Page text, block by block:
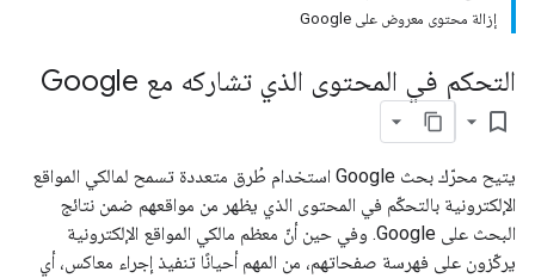
إزالة محتوى معروض على Google
التحكم في المحتوى الذي تشاركه مع Google
bookmark_border
يتيح محرّك بحث Google استخدام طُرق متعددة تسمح لمالكي المواقع
الإلكترونية بالتحكّم في المحتوى الذي يظهر من مواقعهم ضمن نتائج
البحث على Google. وفي حين أنّ معظم مالكي المواقع الإلكترونية
يركّزون على فهرسة صفحاتهم، من المهم أحيانًا تنفيذ إجراء معاكس، أي